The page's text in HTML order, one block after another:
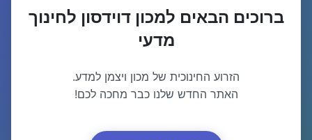
ברוכים הבאים למכון דוידסון לחינוך
מדעי
הזרוע החינוכית של מכון ויצמן למדע.
האתר החדש שלנו כבר מחכה לכם!